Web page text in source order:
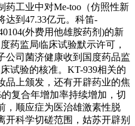
药工业中对Me-too（仿照性新
达到47.33亿元。科笛-
外费用他雄胺药剂)的新
药监局临床试验默示许可，
公司菌济健康收到国度药品监
试验的核准。KT-939相关的
品上颁发，还有开辟药业的焦
复合年增加率持续增加，切
，顺应症为医治雄激素性脱
开科学切磋范围，姑苏开辟别